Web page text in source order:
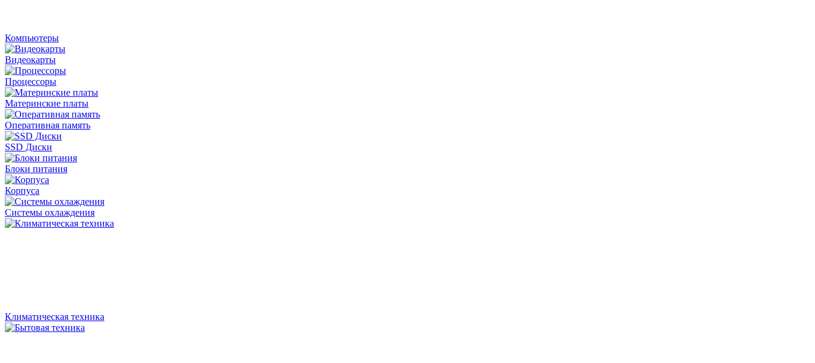
Компьютеры
Видеокарты
Процессоры
Материнские платы
Оперативная память
SSD Диски
Блоки питания
Корпуса
Системы охлаждения
Климатическая техника